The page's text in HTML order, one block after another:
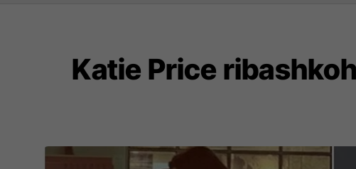
Katie Price